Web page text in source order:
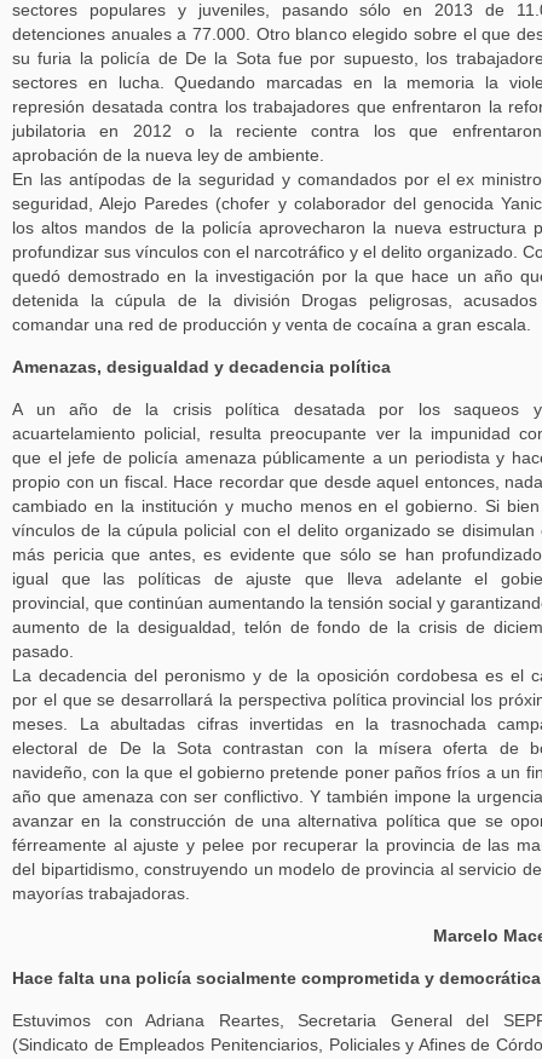
sectores populares y juveniles, pasando sólo en 2013 de
detenciones anuales a 77.000. Otro blanco elegido sobre el que
su furia la policía de De la Sota fue por supuesto, los
sectores en lucha. Quedando marcadas en la memoria la
represión desatada contra los trabajadores que enfrentaron la
jubilatoria en 2012 o la reciente contra los que
aprobación de la nueva ley de ambiente.
En las antípodas de la seguridad y comandados por el ex
seguridad, Alejo Paredes (chofer y colaborador del genocida
los altos mandos de la policía aprovecharon la nueva estructura
profundizar sus vínculos con el narcotráfico y el delito organizado.
quedó demostrado en la investigación por la que hace un año
detenida la cúpula de la división Drogas peligrosas,
comandar una red de producción y venta de cocaína a gran escala.
Amenazas, desigualdad y decadencia política
A un año de la crisis política desatada por los saqueos
acuartelamiento policial, resulta preocupante ver la impunidad
que el jefe de policía amenaza públicamente a un periodista y
propio con un fiscal. Hace recordar que desde aquel entonces,
cambiado en la institución y mucho menos en el gobierno. Si
vínculos de la cúpula policial con el delito organizado se disimulan
más pericia que antes, es evidente que sólo se han
igual que las políticas de ajuste que lleva adelante el
provincial, que continúan aumentando la tensión social y
aumento de la desigualdad, telón de fondo de la crisis de
pasado.
La decadencia del peronismo y de la oposición cordobesa es el
por el que se desarrollará la perspectiva política provincial los
meses. La abultadas cifras invertidas en la trasnochada
electoral de De la Sota contrastan con la mísera oferta de
navideño, con la que el gobierno pretende poner paños fríos a un
año que amenaza con ser conflictivo. Y también impone la
avanzar en la construcción de una alternativa política que se
férreamente al ajuste y pelee por recuperar la provincia de las
del bipartidismo, construyendo un modelo de provincia al servicio
mayorías trabajadoras.
Marcelo
Hace falta una policía socialmente comprometida y democrática
Estuvimos con Adriana Reartes, Secretaria General del
(Sindicato de Empleados Penitenciarios, Policiales y Afines de